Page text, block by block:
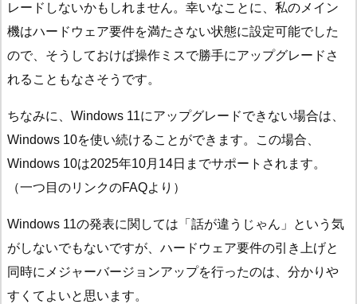
レードしないかもしれません。幸いなことに、私のメイン
機はハードウェア要件を満たさない状態に設定可能でした
ので、そうしておけば操作ミスで勝手にアップグレードさ
れることもなさそうです。
ちなみに、Windows 11にアップグレードできない場合は、
Windows 10を使い続けることができます。この場合、
Windows 10は2025年10月14日までサポートされます。
（一つ目のリンクのFAQより）
Windows 11の発表に関しては「話が違うじゃん」という気
がしないでもないですが、ハードウェア要件の引き上げと
同時にメジャーバージョンアップを行ったのは、分かりや
すくてよいと思います。